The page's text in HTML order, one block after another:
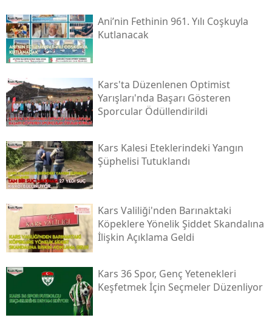
Malatya
Mardin
Muğla
Muş
Ordu
Rize
Sakarya
Samsun
Ani’nin Fethinin 961. Yılı Coşkuyla
Kutlanacak
Kars'ta Düzenlenen Optimist
Yarışları'nda Başarı Gösteren
Sporcular Ödüllendirildi
Kars Kalesi Eteklerindeki Yangın
Şüphelisi Tutuklandı
Kars Valiliği'nden Barınaktaki
Köpeklere Yönelik Şiddet Skandalına
İlişkin Açıklama Geldi
Kars 36 Spor, Genç Yetenekleri
Keşfetmek İçin Seçmeler Düzenliyor